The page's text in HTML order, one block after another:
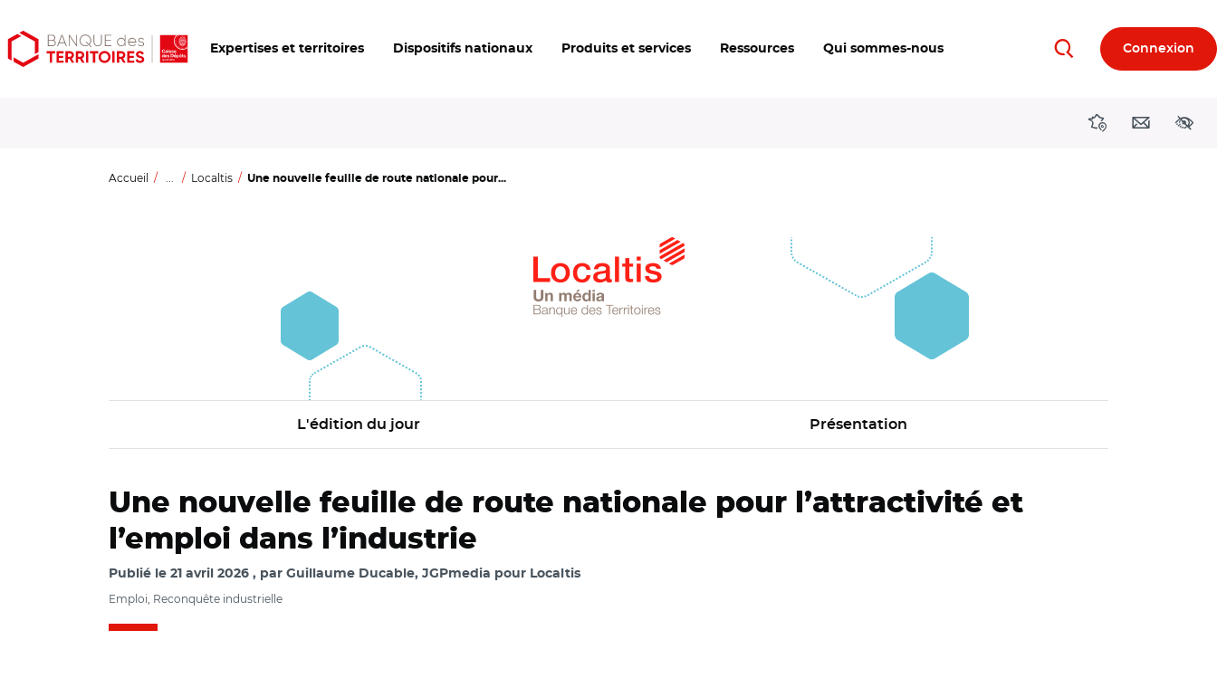
Aller
au
Aller
au
Ouvrir
les
Expertises et territoires Dispositifs nationaux Produits et services Ressources Qui sommes-nous RechercherConnexion
DirectionsContact
Accueil ... Localtis Une nouvelle feuille de route nationale pour...
L'édition du jour Présentation
Une nouvelle feuille de route nationale pour l’attractivité et
l’emploi dans l’industrie
Publié le 21 avril 2026 par Guillaume Ducable, JGPmedia pour Localtis
Emploi, Reconquête industrielle